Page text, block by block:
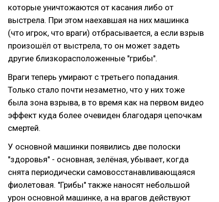
которые уничтожаются от касания либо от
выстрела. При этом наехавшая на них машинка
(что игрок, что враги) отбрасывается, а если взрыв
произошёл от выстрела, то он может задеть
другие близкорасположенные "грибы".
Враги теперь умирают с третьего попадания.
Только стало почти незаметно, что у них тоже
была зона взрыва, в то время как на первом видео
эффект куда более очевиден благодаря цепочкам
смертей.
У основной машинки появились две полоски
"здоровья" - основная, зелёная, убывает, когда
снята периодически самовосстанавливающаяся
фиолетовая. "Грибы" также наносят небольшой
урон основной машинке, а на врагов действуют